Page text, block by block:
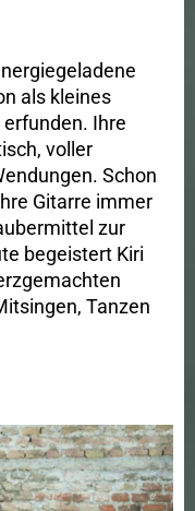
als kleines
Ihre
voller
Schon
Gitarre immer
zur
begeistert Kiri
Tanzen